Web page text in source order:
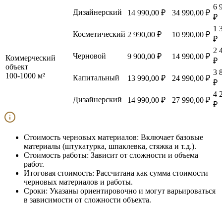
Дизайнерский
14 990,00 ₽ 34 990,00 ₽
6
₽
Коммерческий
объект
100-1000 м²
Косметический 2 990,00 ₽ 10 990,00 ₽
1
₽
Черновой
9 900,00 ₽ 14 990,00 ₽
2
₽
Капитальный
13 990,00 ₽ 24 990,00 ₽
3
₽
Дизайнерский
14 990,00 ₽ 27 990,00 ₽
4
₽
Стоимость черновых материалов: Включает базовые
материалы (штукатурка, шпаклевка, стяжка и т.д.).
Стоимость работы: Зависит от сложности и объема
работ.
Итоговая стоимость: Рассчитана как сумма стоимости
черновых материалов и работы.
Сроки: Указаны ориентировочно и могут варьироваться
в зависимости от сложности объекта.